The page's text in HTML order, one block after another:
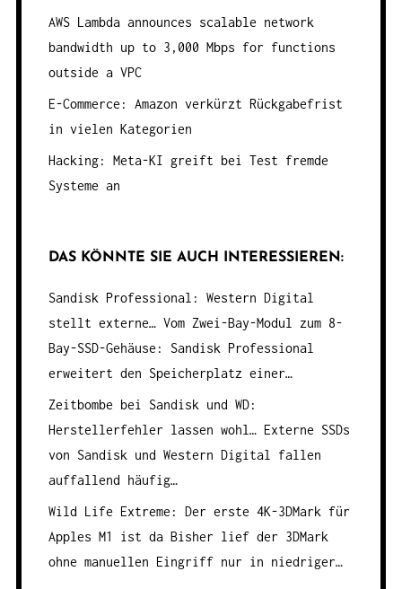
AWS Lambda announces scalable network
bandwidth up to 3,000 Mbps for functions
outside a VPC
E-Commerce: Amazon verkürzt Rückgabefrist
in vielen Kategorien
Hacking: Meta-KI greift bei Test fremde
Systeme an
DAS KÖNNTE SIE AUCH INTERESSIEREN:
Sandisk Professional: Western Digital
stellt externe…Vom Zwei-Bay-Modul zum 8-
Bay-SSD-Gehäuse: Sandisk Professional
erweitert den Speicherplatz einer…
Zeitbombe bei Sandisk und WD:
Herstellerfehler lassen wohl…Externe SSDs
von Sandisk und Western Digital fallen
auffallend häufig…
Wild Life Extreme: Der erste 4K-3DMark für
Apples M1 ist daBisher lief der 3DMark
ohne manuellen Eingriff nur in niedriger…